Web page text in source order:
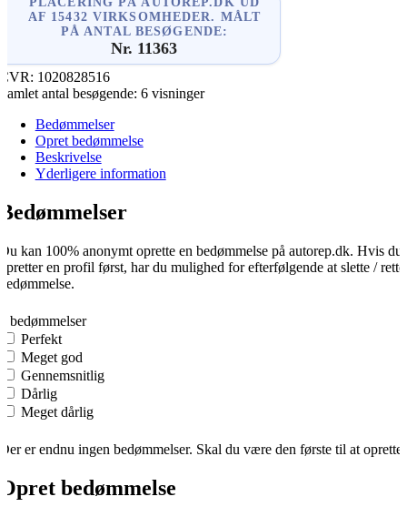
AF 15432 VIRKSOMHEDER. MÅLT
PÅ ANTAL BESØGENDE:
Nr. 11363
1020828516
antal besøgende: 6 visninger
Bedømmelser
Opret bedømmelse
Beskrivelse
Yderligere information
kan 100% anonymt oprette en bedømmelse på autorep.dk. Hvis du
en profil først, har du mulighed for efterfølgende at slette /
bedømmelser
Perfekt
Meget god
Gennemsnitlig
Dårlig
Meget dårlig
er endnu ingen bedømmelser. Skal du være den første til at oprette
bedømmelse